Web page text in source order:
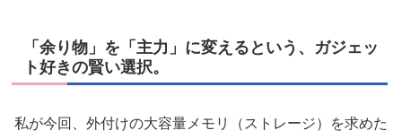
「余り物」を「主力」に変えるという、ガジェッ
ト好きの賢い選択。
私が今回、外付けの大容量メモリ（ストレージ）を求めた